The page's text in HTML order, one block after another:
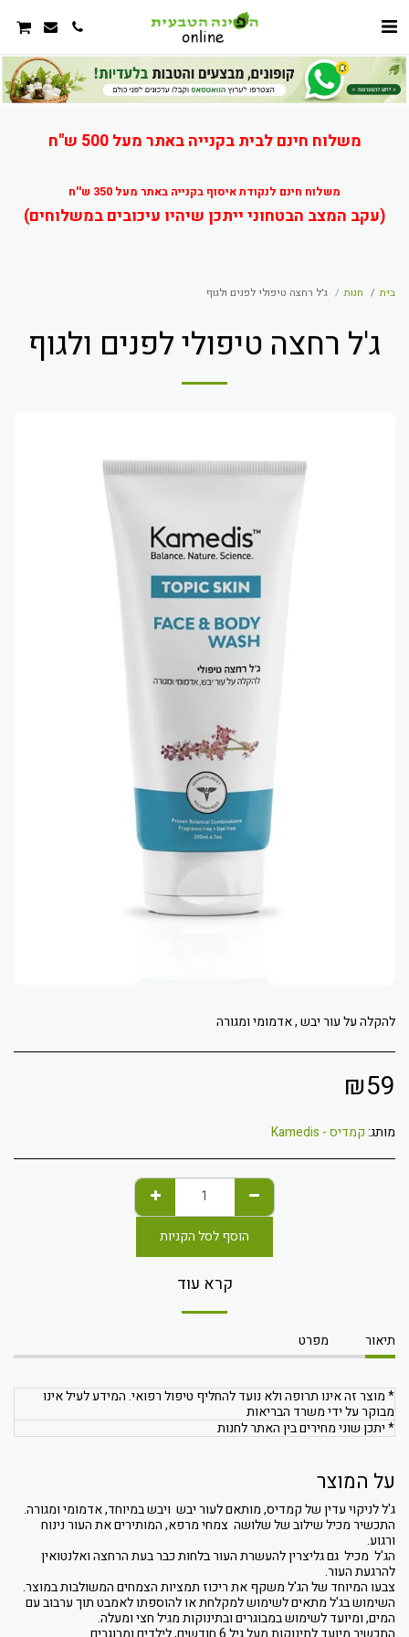
משלוח חינם לבית בקנייה באתר מעל 500 ש"ח
משלוח חינם לנקודת איסוף בקנייה באתר מעל 350 ש''ח
(עקב המצב הבטחוני ייתכן שיהיו עיכובים במשלוחים)
בית חנות ג'ל רחצה טיפולי לפנים ולגוף
ג'ל רחצה טיפולי לפנים ולגוף
להקלה על עור יבש , אדמומי ומגורה
₪59
מותג:קמדיס - Kamedis
הוסף לסל הקניות
קרא עוד
תיאור מפרט
* מוצר זה אינו תרופה ולא נועד להחליף טיפול רפואי. המידע לעיל אינו
מבוקר על ידי משרד הבריאות
* יתכן שוני מחירים בין האתר לחנות
על המוצר
ג'ל לניקוי עדין של קמדיס, מותאם לעור יבש ויבש במיוחד, אדמומי ומגורה.
התכשיר מכיל שילוב של שלושה צמחי מרפא, המותירים את העור נינוח
ורגוע.
הג'ל מכיל גם גליצרין להעשרת העור בלחות כבר בעת הרחצה ואלנטואין
להרגעת העור.
צבעו המיוחד של הג'ל משקף את ריכוז תמציות הצמחים המשולבות במוצר.
השימוש בג'ל מתאים לשימוש למקלחת או להוספתו לאמבט תוך ערבוב עם
המים, ומיועד לשימוש במבוגרים ובתינוקות מגיל חצי ומעלה.